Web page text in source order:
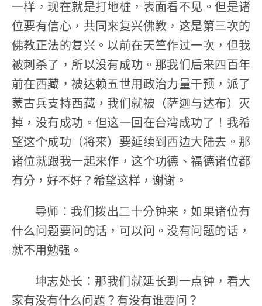
一样，现在就是打地桩，表面看不见。但是诸
位要有信心，共同来复兴佛教，这是第三次的
佛教正法的复兴。以前在天竺作过一次，但我
被刺杀了，所以没有成功。那我们后来四百年
前在西藏，被达赖五世用政治力量干预，派了
蒙古兵支持西藏，我们就被（萨迦与达布）灭
掉，没有成功。但这一回在台湾成功了！我希
望这个成功（将来）要延续到西边大陆去。那
诸位就跟我一起来作，这个功德、福德诸位都
有分，好不好？希望这样，谢谢。
导师：我们拨出二十分钟来，如果诸位有
什么问题要问的话，可以问。没有问题的话，
就不用勉强。
坤志处长：那我们就延长到一点钟，看大
家有没有什么问题？有没有谁要问？